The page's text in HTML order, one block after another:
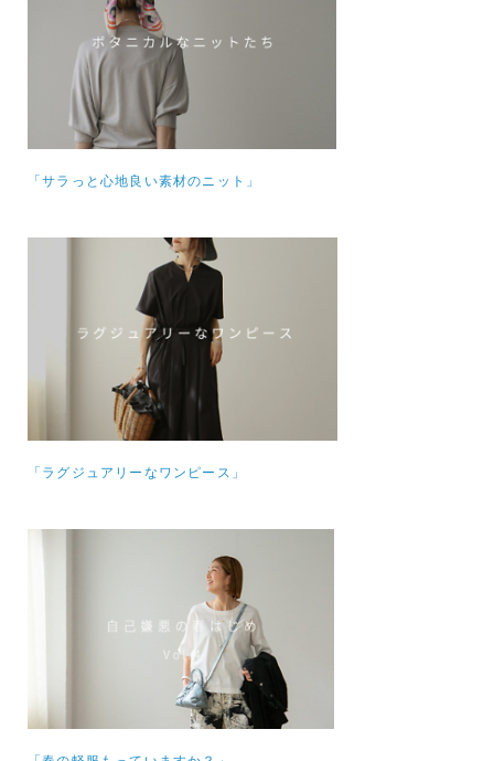
「サラっと心地良い素材のニット」
「ラグジュアリーなワンピース」